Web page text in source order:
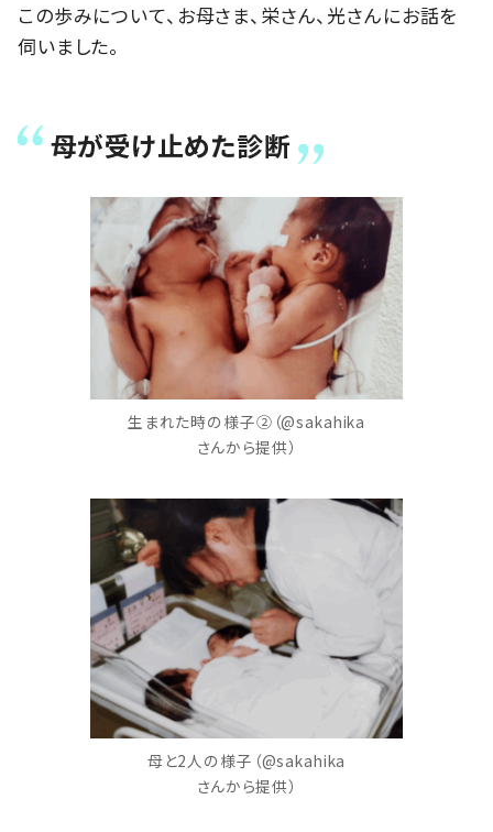
この歩みについて、お母さま、栄さん、光さんにお話を
伺いました。
母が受け止めた診断
生まれた時の様子②（@sakahika
さんから提供）
母と2人の様子（@sakahika
さんから提供）